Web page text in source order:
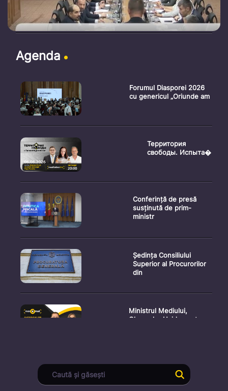
Agenda
Forumul Diasporei 2026
cu genericul „Oriunde am
Территория
свободы. Испыта�
Conferință de presă
susținută de prim-
ministr
Ședința Consiliului
Superior al Procurorilor
din
Ministrul Mediului,
Gheorghe Hajder, este
Consultări publice privind
proiectul de lege pent